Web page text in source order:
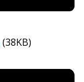
(38KB)